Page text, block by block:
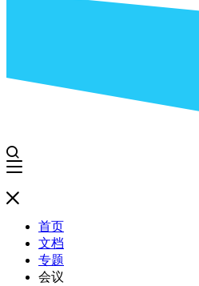
首页
文档
专题
会议